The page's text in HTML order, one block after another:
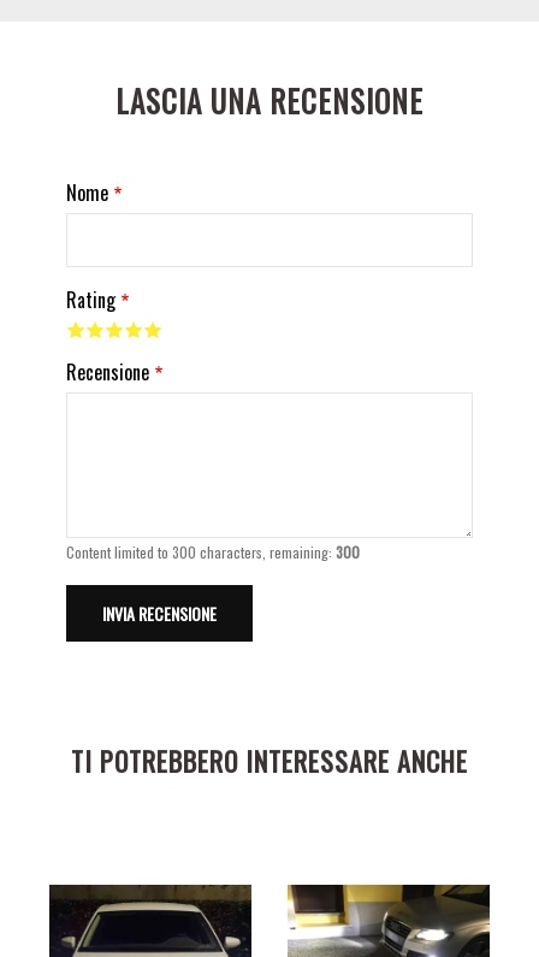
LASCIA UNA RECENSIONE
Nome
Rating
Recensione
Content limited to 300 characters, remaining:300
TI POTREBBERO INTERESSARE ANCHE